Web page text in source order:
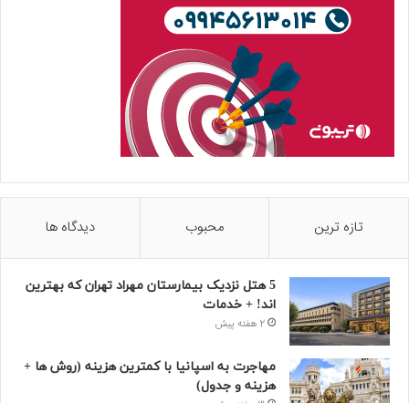
تازه ترین محبوب دیدگاه ها
5 هتل نزدیک بیمارستان مهراد تهران که بهترین‌
اند! + خدمات
2 هفته پیش
مهاجرت به اسپانیا با کمترین هزینه (روش ها +
هزینه و جدول)